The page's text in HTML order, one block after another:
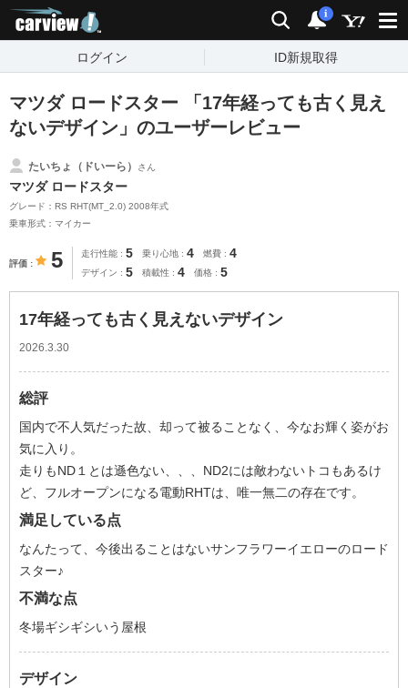
検索 通知
i
ログイン ID新規取得
マツダ ロードスター 「17年経っても古く見え
ないデザイン」のユーザーレビュー
たいちょ（ドいーら） さん
マツダ ロードスター
グレード：RS RHT(MT_2.0) 2008年式
乗車形式：マイカー
評価 5 走行性能 5 乗り心地 4 燃費 4
デザイン 5 積載性 4 価格 5
17年経っても古く見えないデザイン
2026.3.30
総評
国内で不人気だった故、却って被ることなく、今なお輝く姿がお
気に入り。
走りもND１とは遜色ない、、、ND2には敵わないトコもあるけ
ど、フルオープンになる電動RHTは、唯一無二の存在です。
満足している点
なんたって、今後出ることはないサンフラワーイエローのロード
スター♪
不満な点
冬場ギシギシいう屋根
デザイン